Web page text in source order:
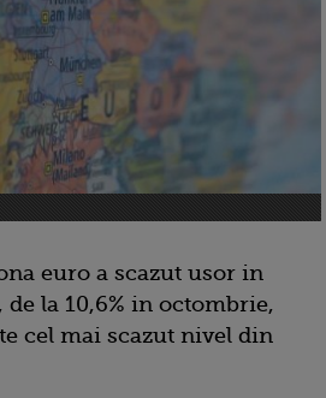
euro a scazut usor in
de la 10,6% in octombrie,
cel mai scazut nivel din